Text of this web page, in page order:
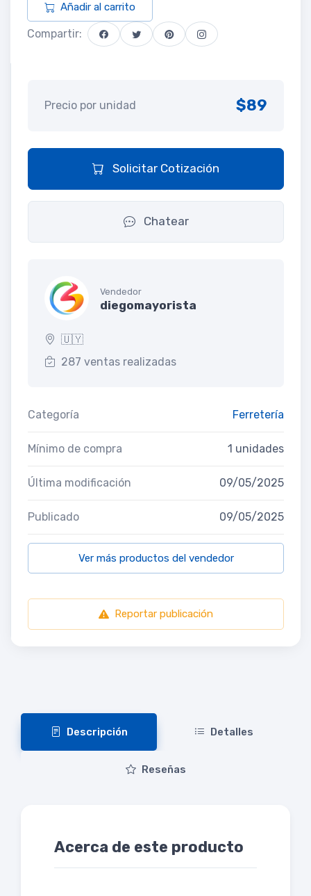
Añadir al carrito
Compartir:
Precio por unidad $89
Solicitar Cotización
Chatear
Vendedor
diegomayorista
🇺🇾
287 ventas realizadas
Categoría Ferretería
Mínimo de compra 1 unidades
Última modificación 09/05/2025
Publicado 09/05/2025
Ver más productos del vendedor
Reportar publicación
Descripción Detalles
Reseñas
Acerca de este producto